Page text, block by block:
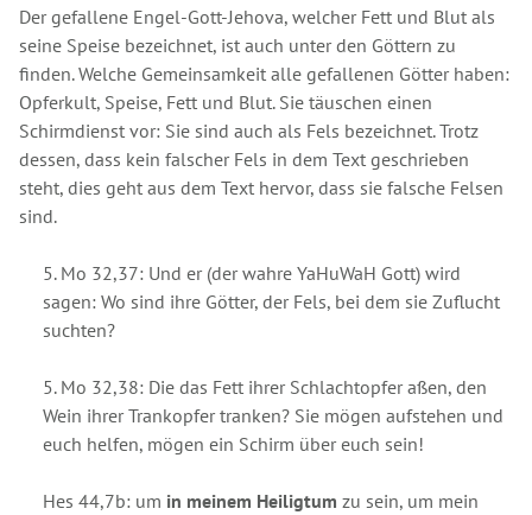
Der gefallene Engel-Gott-Jehova, welcher Fett und Blut als
seine Speise bezeichnet, ist auch unter den Göttern zu
finden. Welche Gemeinsamkeit alle gefallenen Götter haben:
Opferkult, Speise, Fett und Blut. Sie täuschen einen
Schirmdienst vor: Sie sind auch als Fels bezeichnet. Trotz
dessen, dass kein falscher Fels in dem Text geschrieben
steht, dies geht aus dem Text hervor, dass sie falsche Felsen
sind.
5. Mo 32,37: Und er (der wahre YaHuWaH Gott) wird
sagen: Wo sind ihre Götter, der Fels, bei dem sie Zuflucht
suchten?
5. Mo 32,38: Die das Fett ihrer Schlachtopfer aßen, den
Wein ihrer Trankopfer tranken? Sie mögen aufstehen und
euch helfen, mögen ein Schirm über euch sein!
Hes 44,7b: um in meinem Heiligtum zu sein, um mein